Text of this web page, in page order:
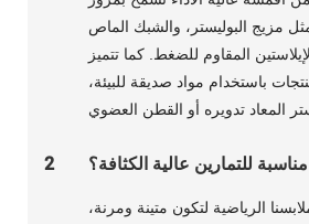
مثل مزيج البوليستر، والشبك الماص
المقاوم للضغط. كما تتميز
باستخدام مواد صديقة للبيئة،
2 للتمارين عالية الكثافة؟
الرياضية لتكون متينة ومرنة،